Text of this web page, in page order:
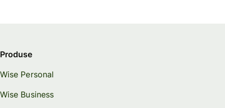
Produse
Wise Personal
Wise Business